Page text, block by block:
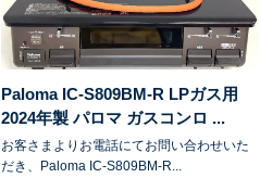
Paloma IC-S809BM-R LPガス用
2024年製 パロマ ガスコンロ ...
お客さまよりお電話にてお問い合わせいた
だき、Paloma IC-S809BM-R...